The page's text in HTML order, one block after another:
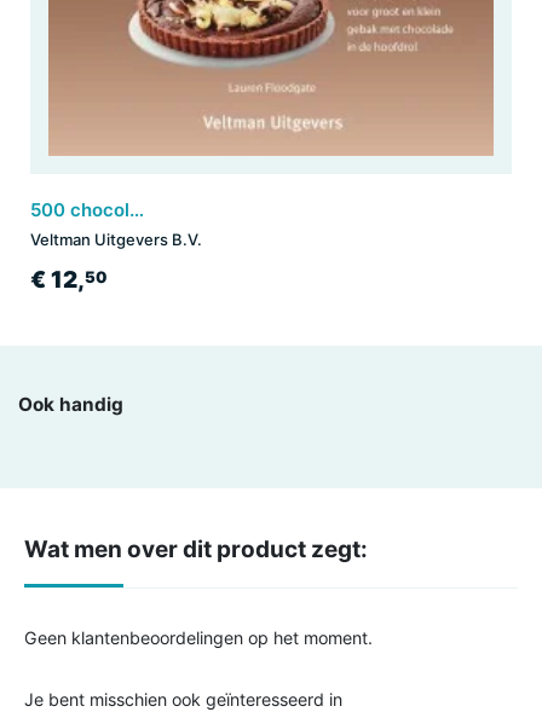
500 chocolade gerechten
Veltman Uitgevers B.V.
€ 12,50
Ook handig
Wat men over dit product zegt:
Geen klantenbeoordelingen op het moment.
Je bent misschien ook geïnteresseerd in